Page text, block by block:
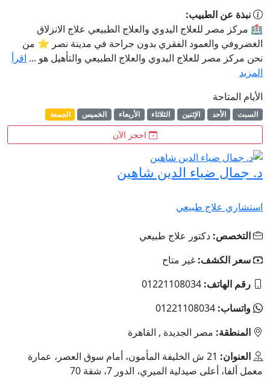
نبذة عن الطبيب:
🏥 مركز مصر للعلاج اليدوي والعلاج الطبيعي علاج الانزلاق
الغضروفي والعمود الفقري بدون جراحة في مدينة نصر ⭐ من
نحن مركز مصر للعلاج اليدوي والعلاج الطبيعي والتأهيل هو ... اقرأ
المزيد
الأيام المتاحة
السبت الأحد الإثنين الثلاثاء الأربعاء الخميس الجمعة
احجز الآن
د. جمال ضياء الدين شاهين
استشاري علاج طبيعي
التخصص: دكتور علاج طبيعي
سعر الكشف: غير متاح
رقم الهاتف: 01221108034
واتساب: 01221108034
المنطقة: مصر الجديدة , القاهرة
العنوان:
21 ش الخليفة المأمون، أمام سوق العصر، عمارة
معمل ألفا، أعلى صيدلية الميري، الدور 7، شقة 70